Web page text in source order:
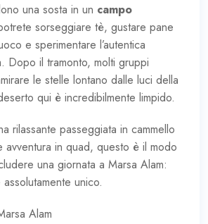
una sosta in un campo
sorseggiare tè, gustare pane
e sperimentare l’autentica
Dopo il tramonto, molti gruppi
le stelle lontano dalle luci della
qui è incredibilmente limpido.
rilassante passeggiata in cammello
avventura in quad, questo è il modo
una giornata a Marsa Alam:
unico.